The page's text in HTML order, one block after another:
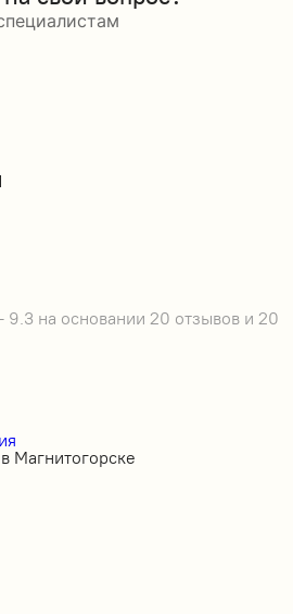
9.3 на основании 20 отзывов и 20
Магнитогорске